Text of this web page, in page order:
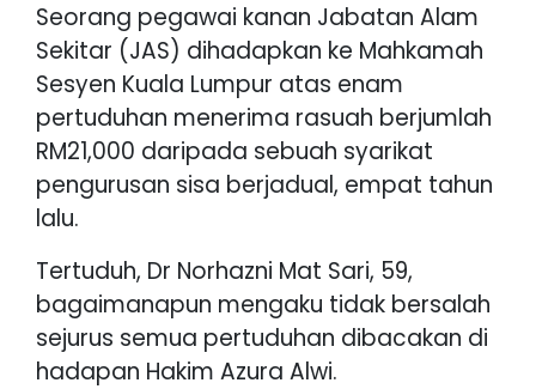
Seorang pegawai kanan Jabatan Alam
Sekitar (JAS) dihadapkan ke Mahkamah
Sesyen Kuala Lumpur atas enam
pertuduhan menerima rasuah berjumlah
RM21,000 daripada sebuah syarikat
pengurusan sisa berjadual, empat tahun
lalu.
Tertuduh, Dr Norhazni Mat Sari, 59,
bagaimanapun mengaku tidak bersalah
sejurus semua pertuduhan dibacakan di
hadapan Hakim Azura Alwi.